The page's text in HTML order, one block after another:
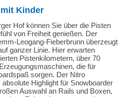
Kinder
Hof können Sie über die Pisten
von Freiheit genießen. Der
Leogang-Fieberbrunn überzeugt
ganzer Linie. Hier erwarten
Pistenkilometern, über 70
die für
sorgen. Der Nitro
Highlight für Snowboarder
Auswahl an Rails und Boxen,